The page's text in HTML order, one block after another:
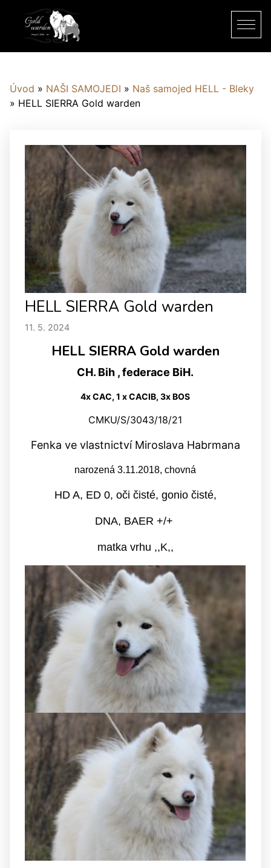
Úvod » NAŠI SAMOJEDI » Naš samojed HELL - Bleky
» HELL SIERRA Gold warden
HELL SIERRA Gold warden
11. 5. 2024
HELL SIERRA Gold warden
CH. Bih , federace BiH.
4x CAC, 1 x CACIB, 3x BOS
CMKU/S/3043/18/21
Fenka ve vlastnictví Miroslava Habrmana
narozená 3.11.2018, chovná
HD A, ED 0, oči čisté, gonio čisté,
DNA, BAER +/+
matka vrhu ,,K,,